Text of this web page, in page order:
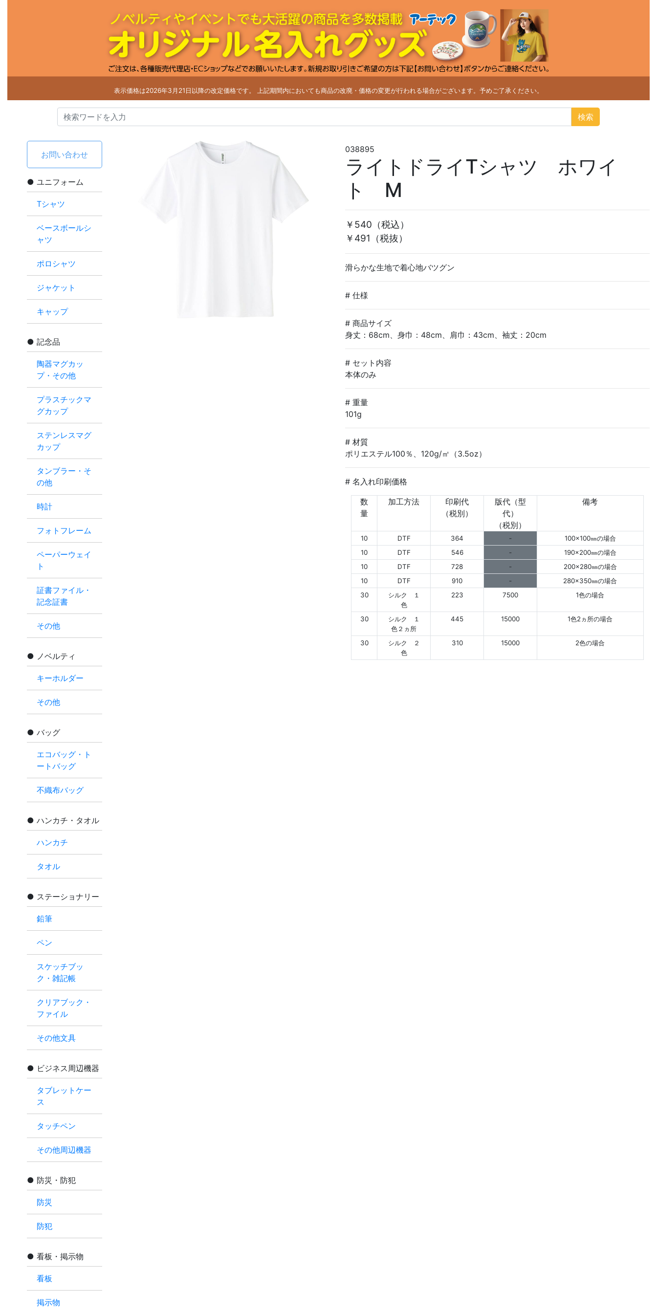
表示価格は2026年3月21日以降の改定価格です。 上記期間内においても商品の改廃・価格の変更が行われる場合がございます。予めご了承ください。
検索
お問い合わせ
ユニフォーム
Tシャツ
ベースボールシ
ャツ
ポロシャツ
ジャケット
キャップ
記念品
陶器マグカッ
プ・その他
プラスチックマ
グカップ
ステンレスマグ
カップ
タンブラー・そ
の他
時計
フォトフレーム
ペーパーウェイ
ト
証書ファイル・
記念証書
その他
ノベルティ
キーホルダー
その他
バッグ
エコバッグ・ト
ートバッグ
不織布バッグ
ハンカチ・タオル
ハンカチ
タオル
ステーショナリー
鉛筆
ペン
スケッチブッ
ク・雑記帳
クリアブック・
ファイル
その他文具
ビジネス周辺機器
タブレットケー
ス
タッチペン
その他周辺機器
防災・防犯
防災
防犯
看板・掲示物
看板
掲示物
038895
ライトドライTシャツ ホワイ
ト M
￥540 （税込）
￥491（税抜）
滑らかな生地で着心地バツグン
# 仕様
# 商品サイズ
身丈：68cm、身巾：48cm、肩巾：43cm、袖丈：20cm
# セット内容
本体のみ
# 重量
101g
# 材質
ポリエステル100％、120g/㎡（3.5oz）
# 名入れ印刷価格
数
量
加工方法
印刷代
（税別）
版代（型
代）
（税別）
備考
10 DTF 364 -
100×100㎜の場合
10
DTF 546 -
190×200㎜の場合
10
DTF 728 -
200×280㎜の場合
10
DTF 910 -
280×350㎜の場合
30
シルク １
色
223 7500 1色の場合
30
シルク １
色２ヵ所
445 15000 1色2ヵ所の場合
30
シルク ２
色
310 15000 2色の場合